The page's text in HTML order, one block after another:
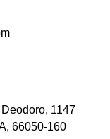
1147
66050-160